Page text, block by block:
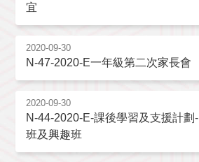
宜
2020-09-30
N-47-2020-E一年級第二次家長會
2020-09-30
N-44-2020-E-課後學習及支援計劃
班及興趣班